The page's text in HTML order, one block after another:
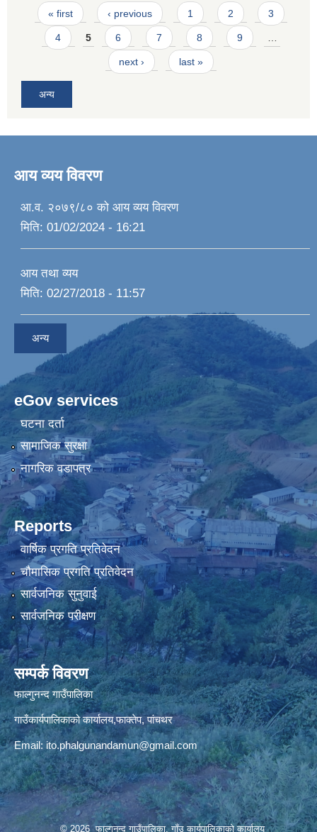
Pages
« first ‹ previous 1 2 3
4 5 6 7 8 9
next › last »
अन्य
आय व्यय विवरण
आ.व. २०७९/८० को आय व्यय विवरण
मिति: 01/02/2024 - 16:21
आय तथा व्यय
मिति: 02/27/2018 - 11:57
अन्य
eGov services
घटना दर्ता
सामाजिक सुरक्षा
नागरिक वडापत्र
Reports
वार्षिक प्रगति प्रतिवेदन
चौमासिक प्रगति प्रतिवेदन
सार्वजनिक सुनुवाई
सार्वजनिक परीक्षण
सम्पर्क विवरण
फाल्गुनन्द गाउँपालिका
गाउँकार्यपालिकाको कार्यालय,फाक्तेप, पांचथर
Email: ito.phalgunandamun@gmail.com
© 2026 फाल्गुनन्द गाउँपालिका, गाँउ कार्यपालिकाको कार्यालय